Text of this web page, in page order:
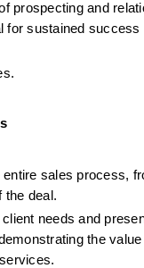
prospecting and
for sustained success
entire sales process,
the deal.
needs and
the value